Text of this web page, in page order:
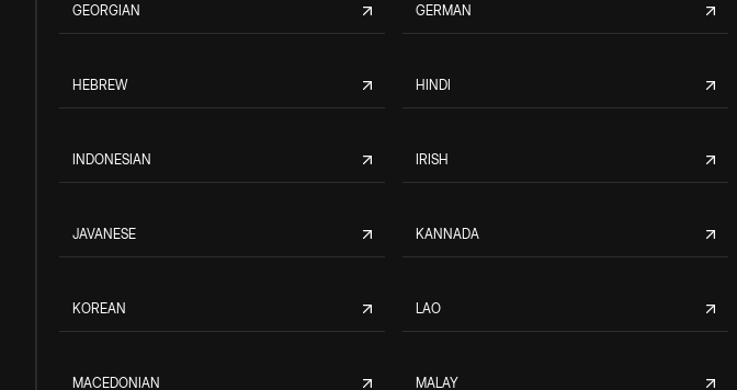
GEORGIAN GERMAN
HEBREW HINDI
INDONESIAN IRISH
JAVANESE KANNADA
KOREAN LAO
MACEDONIAN MALAY